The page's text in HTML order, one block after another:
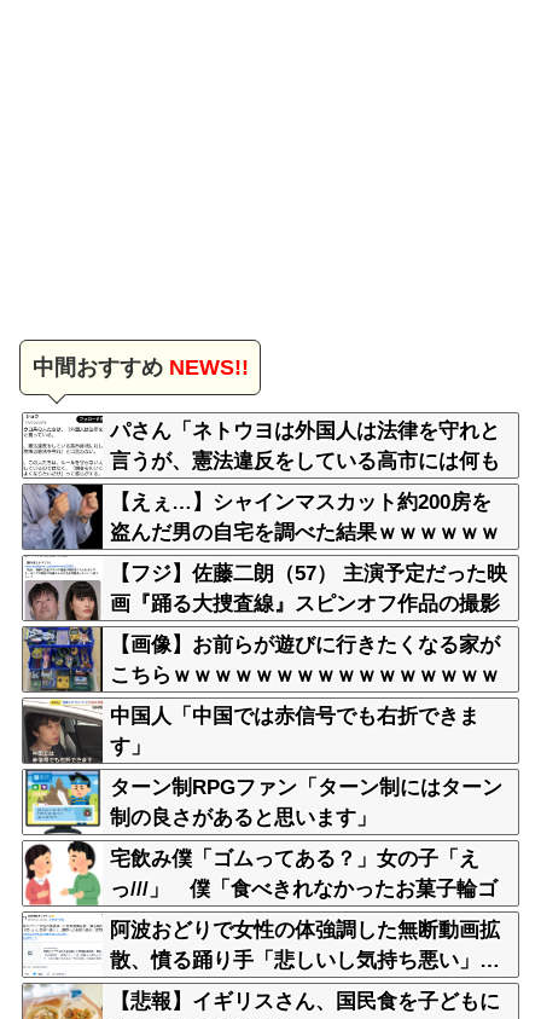
中間おすすめNEWS!!
パさん「ネトウヨは外国人は法律を守れと
言うが、憲法違反をしている高市には何も
言わない」
【えぇ…】シャインマスカット約200房を
盗んだ男の自宅を調べた結果ｗｗｗｗｗｗ
ｗｗ
【フジ】佐藤二朗（57） 主演予定だった映
画『踊る大捜査線』スピンオフ作品の撮影
中止が正式に決定
【画像】お前らが遊びに行きたくなる家が
こちらｗｗｗｗｗｗｗｗｗｗｗｗｗｗｗｗ
ｗｗｗｗｗｗｗｗｗｗｗｗｗｗｗｗ
中国人「中国では赤信号でも右折できま
す」
ターン制RPGファン「ターン制にはターン
制の良さがあると思います」
宅飲み僕「ゴムってある？」女の子「え
っ///」 僕「食べきれなかったお菓子輪ゴ
ムで縛りたくて」女の子「⋯あ、そ、そっ
か///」
阿波おどりで女性の体強調した無断動画拡
散、憤る踊り手「悲しいし気持ち悪い」…
悪質なケースは警察への相談検討
【悲報】イギリスさん、国民食を子どもに